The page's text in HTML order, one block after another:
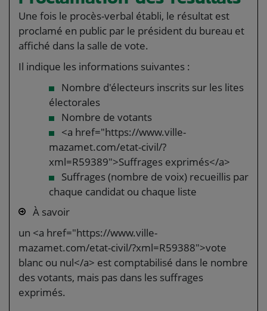
Une fois le procès-verbal établi, le résultat est
proclamé en public par le président du bureau et
affiché dans la salle de vote.
Il indique les informations suivantes :
Nombre d'électeurs inscrits sur les lites
électorales
Nombre de votants
<a href="https://www.ville-
mazamet.com/etat-civil/?
xml=R59389">Suffrages exprimés</a>
Suffrages (nombre de voix) recueillis par
chaque candidat ou chaque liste
À savoir
un <a href="https://www.ville-
mazamet.com/etat-civil/?xml=R59388">vote
blanc ou nul</a> est comptabilisé dans le nombre
des votants, mais pas dans les suffrages
exprimés.